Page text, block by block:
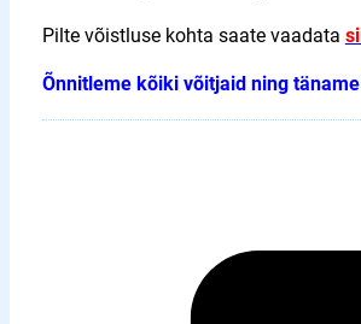
Pilte võistluse kohta saate vaadata
Õnnitleme kõiki võitjaid ning